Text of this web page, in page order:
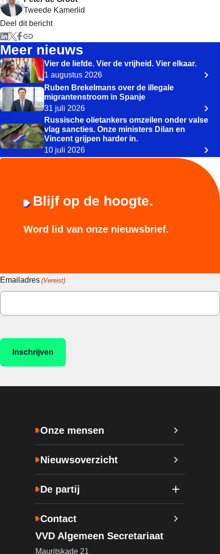
Tweede Kamerlid
Deel dit bericht
Meer nieuws
Vier de liefde. Vier de vrijheid. Vier elkaar.
1 augustus 2026
Ruben Brekelmans over de illegale
migrantenstroom in Spanje
31 juli 2026
Russische olietankers omzeilen onder valse
vlag sancties. Onze ministers Dilan en
Vincent grijpen harder in.
10 juli 2026
Blijf op de hoogte.
Word lid van onze nieuwsbrief.
Emailadres (Vereist)
Onze mensen
Nieuwsoverzicht
De partij
Contact
VVD Algemeen Secretariaat
Mauritskade 21